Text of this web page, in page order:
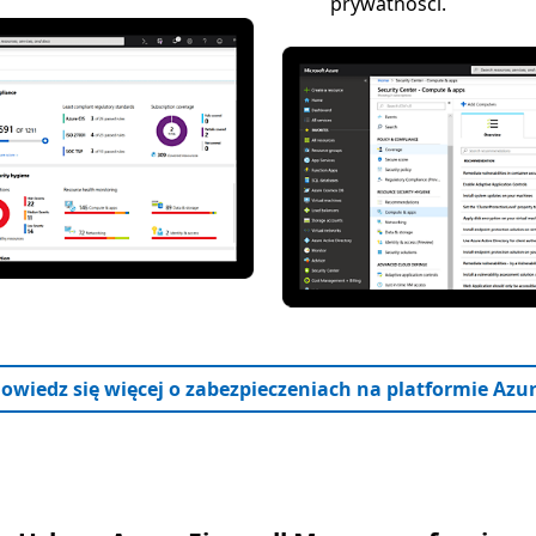
się więcej o zabezpieczeniach na platformie